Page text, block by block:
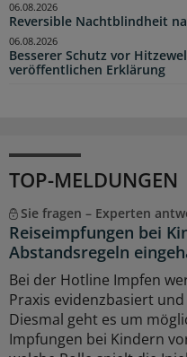
Reversible Nachtblindheit
06.08.2026
Besserer Schutz vor
veröffentlichen Erklärung
06.08.2026
TOP-MELDUNGEN
Sie fragen – Experten
Reiseimpfungen bei
Abstandsregeln
Bei der Hotline Impfen
Praxis evidenzbasiert
Diesmal geht es um
Impfungen bei Kindern